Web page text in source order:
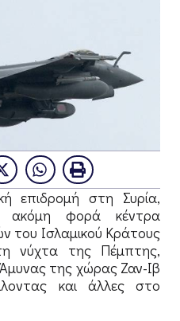
επιδρομή στη Συρία,
ακόμη φορά κέντρα
του Ισλαμικού Κράτους
νύχτα της Πέμπτης,
της χώρας Ζαν-Ιβ
και άλλες στο